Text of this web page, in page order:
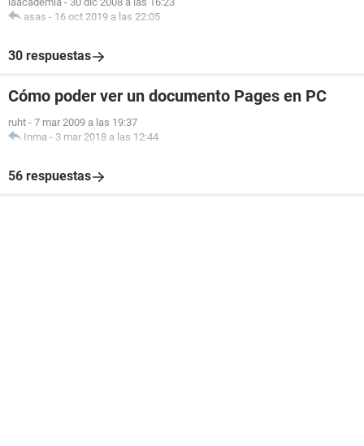
asas - 16 oct 2019 a las 22:05
30 respuestas
Cómo poder ver un documento Pages en PC
ruht - 7 mar 2009 a las 19:37
Inma - 3 mar 2018 a las 12:44
56 respuestas